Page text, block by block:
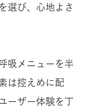
選び、心地よさ
吸メニューを半
は控えめに配
ーザー体験を丁